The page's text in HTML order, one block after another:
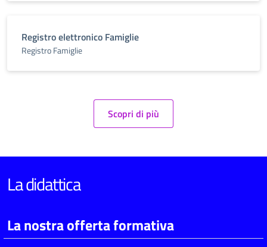
Registro elettronico Famiglie
Registro Famiglie
Scopri di più
La didattica
La nostra offerta formativa